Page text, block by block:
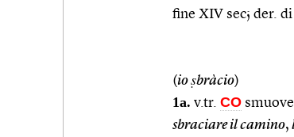
fine XIV sec; der. di
(io ṣbràcio)
1a. v.tr. CO
sbraciare il camino,